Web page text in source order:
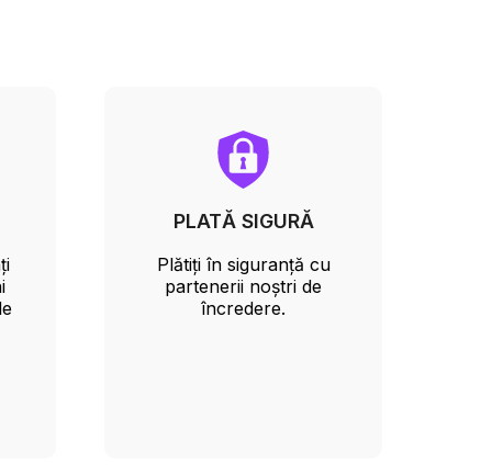
PLATĂ SIGURĂ
Plătiți în siguranță cu
partenerii noștri de
încredere.